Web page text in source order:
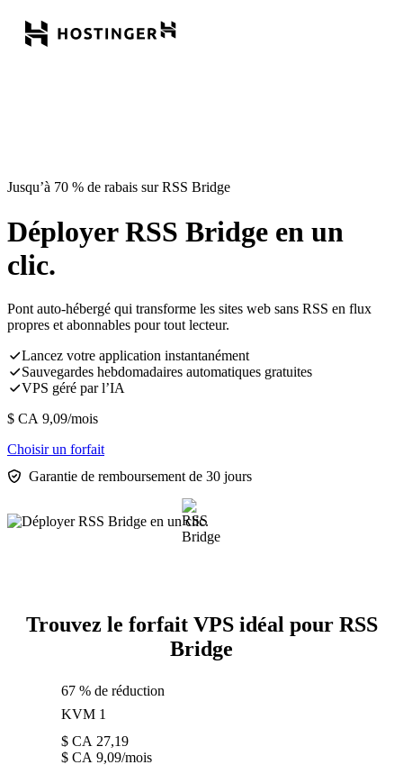
Jusqu’à 70 % de rabais sur RSS Bridge
Déployer RSS Bridge en un
clic.
Pont auto-hébergé qui transforme les sites web sans RSS en flux
propres et abonnables pour tout lecteur.
Lancez votre application instantanément
Sauvegardes hebdomadaires automatiques gratuites
VPS géré par l’IA
$ CA 9,09/mois
Choisir un forfait
Garantie de remboursement de 30 jours
Trouvez le forfait VPS idéal pour RSS
Bridge
67 % de réduction
KVM 1
$ CA 27,19
$ CA 9,09/mois